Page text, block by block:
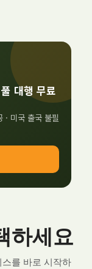
풀 대행 무료
· 미국 출국 불필
하세요
를 바로 시작하